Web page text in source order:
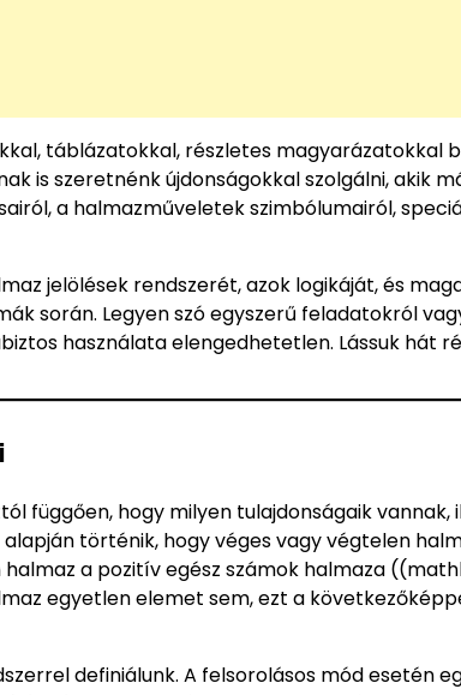
táblázatokkal, részletes magyarázatokkal
is szeretnénk újdonságokkal szolgálni, akik
a halmazműveletek szimbólumairól,
jelölések rendszerét, azok logikáját, és
során. Legyen szó egyszerű feladatokról
használata elengedhetetlen. Lássuk hát
függően, hogy milyen tulajdonságaik vannak,
történik, hogy véges vagy végtelen
a pozitív egész számok halmaza
egyetlen elemet sem, ezt a
definiálunk. A felsorolásos mód esetén